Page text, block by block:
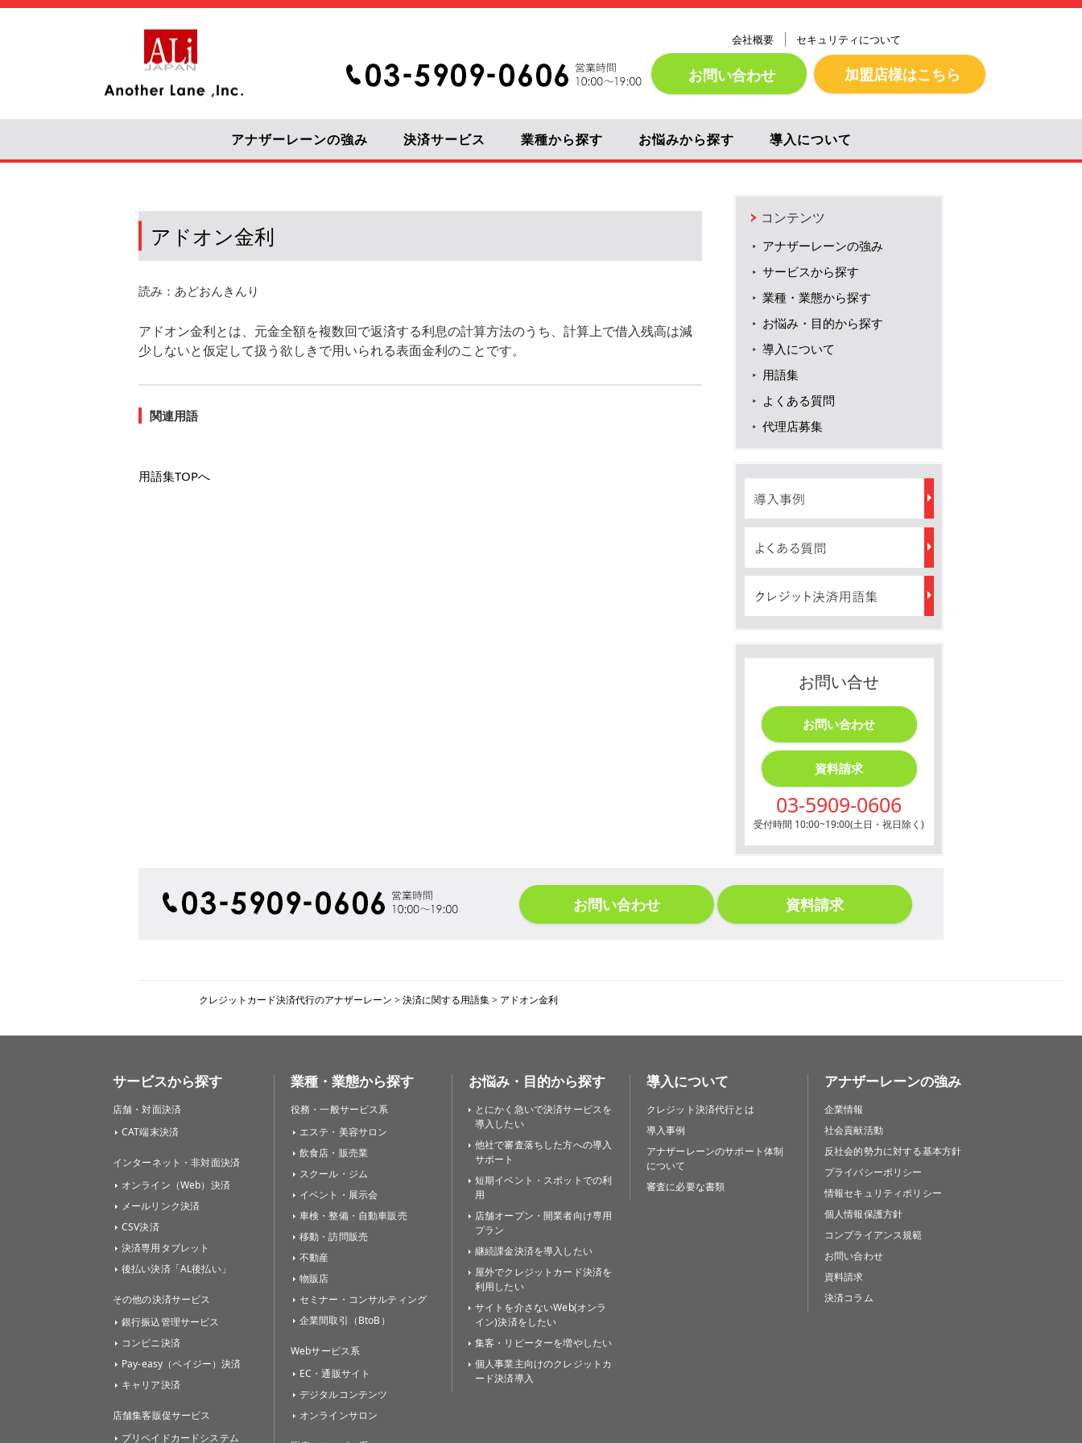
会社概要 セキュリティについて
お問い合わせ 加盟店様はこちら
アナザーレーンの強み 決済サービス 業種から探す お悩みから探す 導入について
コンテンツ
アナザーレーンの強み
サービスから探す
業種・業態から探す
お悩み・目的から探す
導入について
用語集
よくある質問
代理店募集
お問い合せ
お問い合わせ
資料請求
03-5909-0606
受付時間 10:00~19:00(土日・祝日除く)
アドオン金利
読み：あどおんきんり
アドオン金利とは、元金全額を複数回で返済する利息の計算方法のうち、計算上で借入残高は減
少しないと仮定して扱う欲しきで用いられる表面金利のことです。
関連用語
用語集TOPへ
お問い合わせ 資料請求
クレジットカード決済代行のアナザーレーン >決済に関する用語集> アドオン金利
サービスから探す
店舗・対面決済
CAT端末決済
インターネット・非対面決済
オンライン（Web）決済
メールリンク決済
CSV決済
決済専用タブレット
後払い決済「AL後払い」
その他の決済サービス
銀行振込管理サービス
コンビニ決済
Pay-easy（ペイジー）決済
キャリア決済
店舗集客販促サービス
プリペイドカードシステム
業種・業態から探す
役務・一般サービス系
エステ・美容サロン
飲食店・販売業
スクール・ジム
イベント・展示会
車検・整備・自動車販売
移動・訪問販売
不動産
物販店
セミナー・コンサルティング
企業間取引（BtoB）
Webサービス系
EC・通販サイト
デジタルコンテンツ
オンラインサロン
お悩み・目的から探す
とにかく急いで決済サービスを
導入したい
他社で審査落ちした方への導入
サポート
短期イベント・スポットでの利
用
店舗オープン・開業者向け専用
プラン
継続課金決済を導入したい
屋外でクレジットカード決済を
利用したい
サイトを介さないWeb(オンラ
イン)決済をしたい
集客・リピーターを増やしたい
個人事業主向けのクレジットカ
ード決済導入
導入について
クレジット決済代行とは
導入事例
アナザーレーンのサポート体制
について
審査に必要な書類
アナザーレーンの強み
企業情報
社会貢献活動
反社会的勢力に対する基本方針
プライバシーポリシー
情報セキュリティポリシー
個人情報保護方針
コンプライアンス規範
お問い合わせ
資料請求
決済コラム